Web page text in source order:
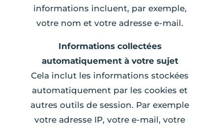
informations incluent, par exemple,
votre nom et votre adresse e-mail.
Informations collectées
automatiquement à votre sujet
Cela inclut les informations stockées
automatiquement par les cookies et
autres outils de session. Par exemple
votre adresse IP, votre e-mail, votre